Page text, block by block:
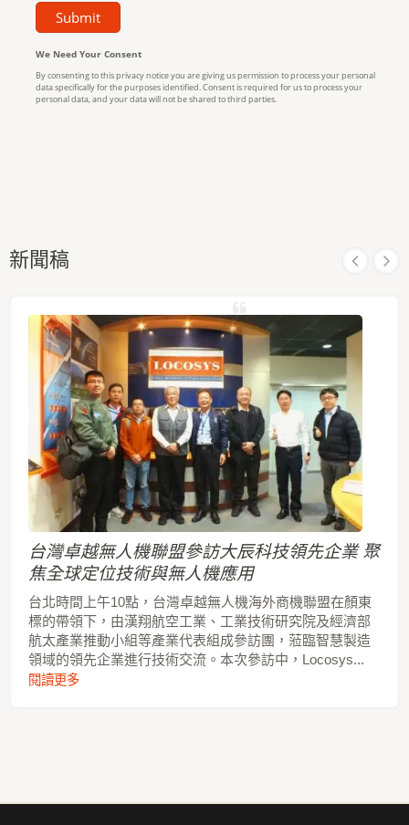
新聞稿
台灣卓越無人機聯盟參訪大辰科技領先企業 聚
焦全球定位技術與無人機應用
台北時間上午10點，台灣卓越無人機海外商機聯盟在顏東
標的帶領下，由漢翔航空工業、工業技術研究院及經濟部
航太產業推動小組等產業代表組成參訪團，蒞臨智慧製造
領域的領先企業進行技術交流。本次參訪中，Locosys...
閱讀更多